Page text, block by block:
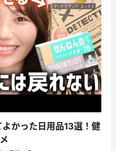
よかった日用品13選！健